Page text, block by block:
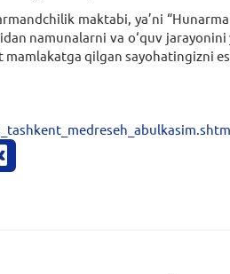
maktabi, ya’ni
namunalarni va o‘quv
qilgan sayohatingizni